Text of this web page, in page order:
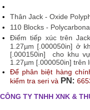
Thân Jack - Oxide
110 Blocks -
Điểm tiếp xúc trên Jack
1.27µm [.000050in] ở
[.000150in] cho khu
1.27µm [.000050in] trên
Để phân biệt hàng
kiểm tra seri và PN:
CÔNG TY TNHH XNK &